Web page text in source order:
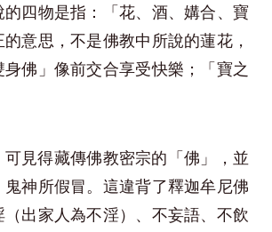
四物是指：「花、酒、媾合、寶
意思，不是佛教中所說的蓮花，
佛」像前交合享受快樂；「寶之
見得藏傳佛教密宗的「佛」，並
神所假冒。這違背了釋迦牟尼佛
出家人為不淫）、不妄語、不飲